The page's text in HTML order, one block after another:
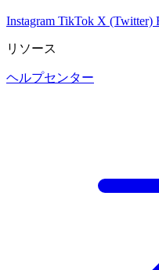
Instagram TikTok X (Twitter)
リソース
ヘルプセンター